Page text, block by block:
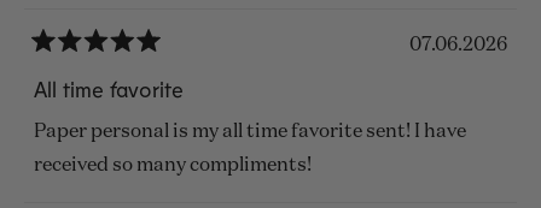
na
5
z
5
gwiazdek
07.06.2026
All time favorite
Paper personal is my all time favorite sent! I have
received so many compliments!